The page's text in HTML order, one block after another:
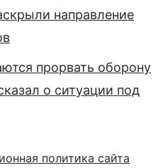
направление
прорвать оборону
о ситуации под
политика сайта